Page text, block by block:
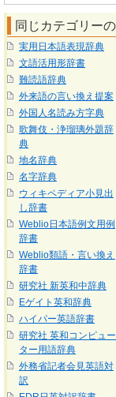
同じカテゴリー
実用日本語表現辞典
文語活用形辞書
難読語辞典
外来語の言い換え提案
外国人名読み方字典
歌舞伎・浄瑠璃外題辞
典
地名辞典
名字辞典
ウィキペディア小見出
し辞書
Weblio日本語例文用例
辞書
Weblio類語・言い換え
辞書
研究社 新英和中辞典
Eゲイト英和辞典
ハイパー英語辞書
研究社 英和コンピュー
ター用語辞典
外務省記者会見英語対
訳